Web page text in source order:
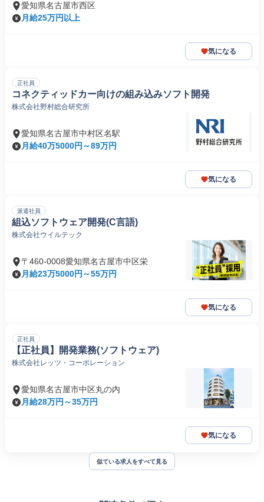
愛知県名古屋市西区
月給25万円以上
気になる
正社員
コネクティッドカー向けの組み込みソフト開発
株式会社野村総合研究所
愛知県名古屋市中村区名駅
月給40万5000円～89万円
気になる
派遣社員
組込ソフトウェア開発(C言語)
株式会社ウイルテック
〒460-0008愛知県名古屋市中区栄
月給23万5000円～55万円
気になる
正社員
【正社員】開発業務(ソフトウェア)
株式会社レッツ・コーポレーション
愛知県名古屋市中区丸の内
月給28万円～35万円
気になる
似ている求人をすべて見る